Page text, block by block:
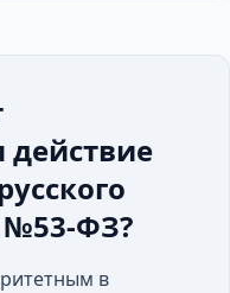
действие
ФЗ?
в